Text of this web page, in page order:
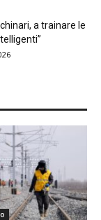
a trainare le